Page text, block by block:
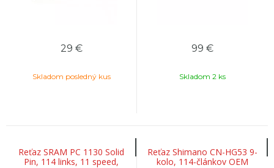
29 €
Skladom posledný kus
99 €
Skladom 2 ks
Reťaz SRAM PC 1130 Solid
Pin, 114 links, 11 speed,
Reťaz Shimano CN-HG53 9-
kolo, 114-článkov OEM